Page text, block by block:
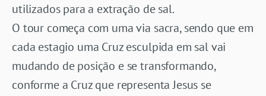
utilizados para a extração de sal.
O tour começa com uma via sacra, sendo que em
cada estagio uma Cruz esculpida em sal vai
mudando de posição e se transformando,
conforme a Cruz que representa Jesus se